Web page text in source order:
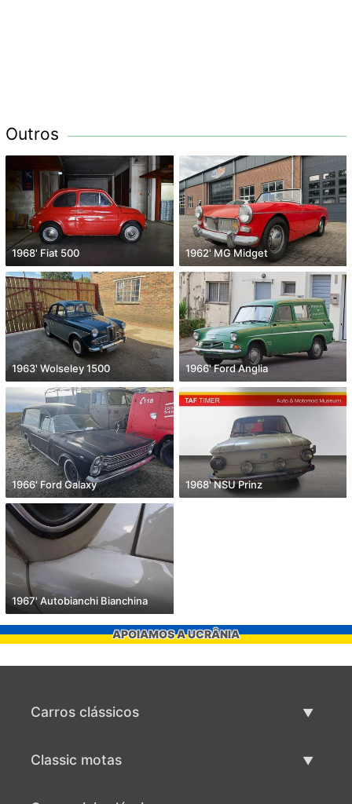
Outros
1968' Fiat 500 1962' MG Midget
1963' Wolseley 1500 1966' Ford Anglia
1966' Ford Galaxy 1968' NSU Prinz
1967' Autobianchi Bianchina
APOIAMOS A UCRÂNIA
Carros clássicos
Classic motas